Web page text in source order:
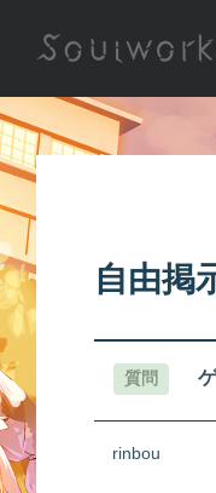
自由掲
質問
rinbou